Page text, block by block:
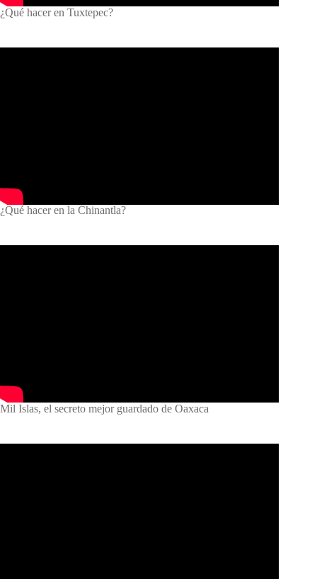
¿Qué hacer en Tuxtepec?
¿Qué hacer en la Chinantla?
Mil Islas, el secreto mejor guardado de Oaxaca